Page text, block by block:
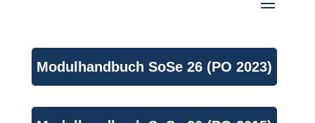
Modulhandbuch SoSe 26 (PO 2023)